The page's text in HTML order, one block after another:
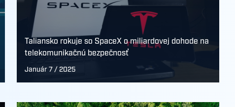
Taliansko rokuje so SpaceX o miliardovej dohode na
telekomunikačnú bezpečnosť
Január 7 / 2025